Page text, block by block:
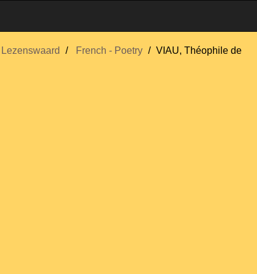
Lezenswaard French - Poetry VIAU, Théophile de